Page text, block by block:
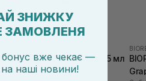
BIOREPAIR Junior Mint 75 мл
ЗНИЖКУ
ЗАМОВЛЕНЯ
бонус вже чекає —
на наші новини!